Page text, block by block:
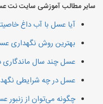
سایر مطالب آموزشی سایت نت
آیا عسل با آب داغ
بهترین روش نگهداری
عسل چند سال ماندگاری
عسل در چه شرایطی
چگونه می‌توان از زنبور